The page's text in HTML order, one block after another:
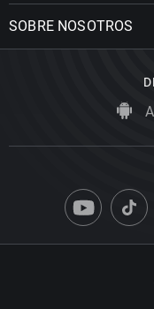
SOBRE NOSOTROS